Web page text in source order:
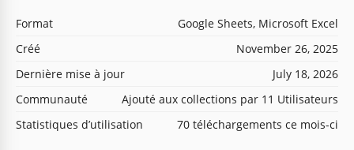
Format
Google Sheets, Microsoft Excel
Créé
November 26, 2025
Dernière mise à jour
July 18, 2026
Communauté
Ajouté aux collections par 11 Utilisateurs
Statistiques d’utilisation
70 téléchargements ce mois-ci